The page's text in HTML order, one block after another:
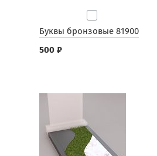
Буквы бронзовые 81900
500 ₽